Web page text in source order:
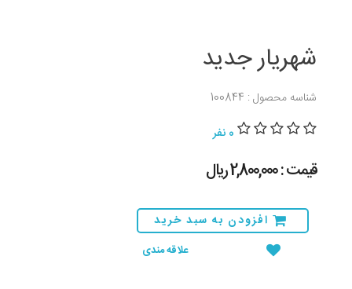
شهریار جدید
شناسه محصول : 100844
0 نفر
قیمت : 2,800,000 ريال
افزودن به سبد خرید
علاقه مندی